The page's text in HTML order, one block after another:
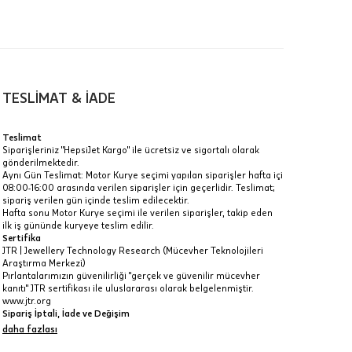
ancak
Taksit Toplamı
29.645 ₺
29.645 ₺
TESLİMAT & İADE
Teslimat
Siparişleriniz "HepsiJet Kargo" ile ücretsiz ve sigortalı olarak
gönderilmektedir.
Aynı Gün Teslimat: Motor Kurye seçimi yapılan siparişler hafta içi
08:00-16:00 arasında verilen siparişler için geçerlidir. Teslimat;
sipariş verilen gün içinde teslim edilecektir.
Hafta sonu Motor Kurye seçimi ile verilen siparişler, takip eden
ilk iş gününde kuryeye teslim edilir.
Sertifika
JTR | Jewellery Technology Research (Mücevher Teknolojileri
Araştırma Merkezi)
Pırlantalarımızın güvenilirliği "gerçek ve güvenilir mücevher
kanıtı" JTR sertifikası ile uluslararası olarak belgelenmiştir.
www.jtr.org
Sipariş İptali, İade ve Değişim
İptal: Kargoya verilmeyen veya faturası oluşmayan siparişlerinizi
daha fazlası